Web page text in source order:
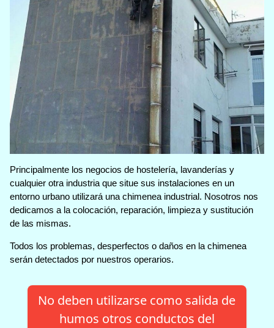
Principalmente los negocios de hostelería, lavanderías y
cualquier otra industria que situe sus instalaciones en un
entorno urbano utilizará una chimenea industrial. Nosotros nos
dedicamos a la colocación, reparación, limpieza y sustitución
de las mismas.
Todos los problemas, desperfectos o daños en la chimenea
serán detectados por nuestros operarios.
No deben utilizarse como salida de
humos otros conductos del